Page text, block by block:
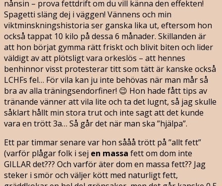
nånsin – prova fettdrift om du vill känna den effekten!
Spagetti släng dej i väggen! Vännens och min
viktminskningshistoria ser ganska lika ut, eftersom hon
också tappat 10 kilo på dessa 6 månader. Skillanden är
att hon börjat gymma rätt friskt och blivit biten och lider
väldigt av att plötsligt vara orkeslös – att hennes
benhinnor visst protesterar titt som tätt är kanske också
LCHFs fel… För vila kan ju inte behövas när man mår så
bra av alla träningsendorfiner! 😉 Hon hade fått tips av
tränande vänner att vila lite och ta det lugnt, så jag skulle
såklart hållt min stora trut och inte sagt att det kunde
vara en trött 3a… Så går det när man ska ”hjälpa”.
Ett par timmar senare var hon sååå trött på ”allt fett”
(varför plågar folk i sej en massa fett om dom inte
GILLAR det??? Och varför äter dom en massa fett?? Jag
steker i smör och väljer kött med naturligt fett,